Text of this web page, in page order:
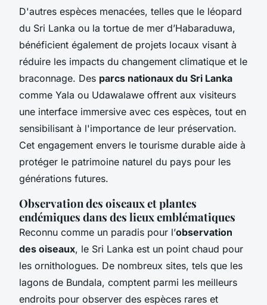
D'autres espèces menacées, telles que le léopard
du Sri Lanka ou la tortue de mer d’Habaraduwa,
bénéficient également de projets locaux visant à
réduire les impacts du changement climatique et le
braconnage. Des parcs nationaux du Sri Lanka
comme Yala ou Udawalawe offrent aux visiteurs
une interface immersive avec ces espèces, tout en
sensibilisant à l'importance de leur préservation.
Cet engagement envers le tourisme durable aide à
protéger le patrimoine naturel du pays pour les
générations futures.
Observation des oiseaux et plantes
endémiques dans des lieux emblématiques
Reconnu comme un paradis pour l’observation
des oiseaux, le Sri Lanka est un point chaud pour
les ornithologues. De nombreux sites, tels que les
lagons de Bundala, comptent parmi les meilleurs
endroits pour observer des espèces rares et